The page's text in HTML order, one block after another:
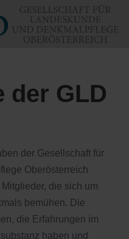
der GLD
der Gesellschaft für
Oberösterreich
die sich um
bemühen. Die
die Erfahrungen im
haben und